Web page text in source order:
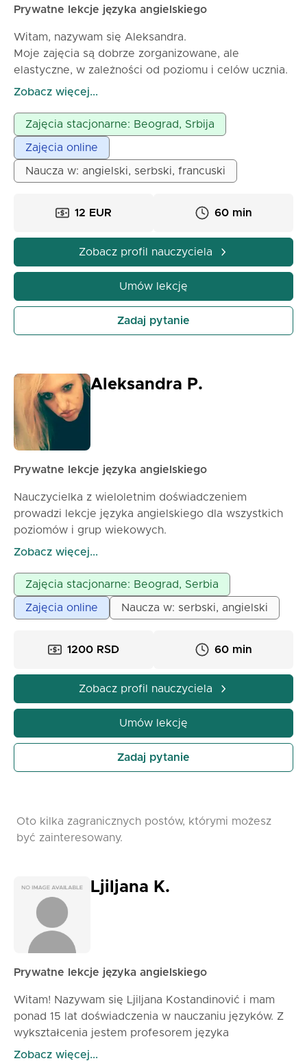
Prywatne lekcje języka angielskiego
Witam, nazywam się Aleksandra.
Moje zajęcia są dobrze zorganizowane, ale
elastyczne, w zależności od poziomu i celów ucznia.
Niezależnie od tego, czy potrzebujesz angielskiego
tworzę relaksujące i motywujące środowisko
uczenia, w którym możesz stopniowo poprawiać
swoje umiejętności mówienia, słuchania i rozumienia.
Nie mogę się doczekać, aby pomóc Ci osiągnąć
Twoje językowe cele poprzez przyjemne i
Zobacz więcej...
Zajęcia stacjonarne: Beograd, Srbija
Zajęcia online
Naucza w: angielski, serbski, francuski
12 EUR 60 min
Zobacz profil nauczyciela
Umów lekcję
Zadaj pytanie
Aleksandra P.
Prywatne lekcje języka angielskiego
Nauczycielka z wieloletnim doświadczeniem
prowadzi lekcje języka angielskiego dla wszystkich
poziomów i grup wiekowych.
Przygotowuję uczniów do rozmów kwalifikacyjnych
(TOEFL, IELTS itp.)
Serbski dla obcokrajowców poprzez angielski online
Lekcje odbywają się online za pośrednictwem
(Belgrad)
Zobacz więcej...
Zajęcia stacjonarne: Beograd, Serbia
Zajęcia online Naucza w: serbski, angielski
1200 RSD 60 min
Zobacz profil nauczyciela
Umów lekcję
Zadaj pytanie
Oto kilka zagranicznych postów, którymi możesz
być zainteresowany.
Ljiljana K.
Prywatne lekcje języka angielskiego
Witam! Nazywam się Ljiljana Kostandinović i mam
ponad 15 lat doświadczenia w nauczaniu języków. Z
wykształcenia jestem profesorem języka
angielskiego i francuskiego, a także uczę języka
Zobacz więcej...